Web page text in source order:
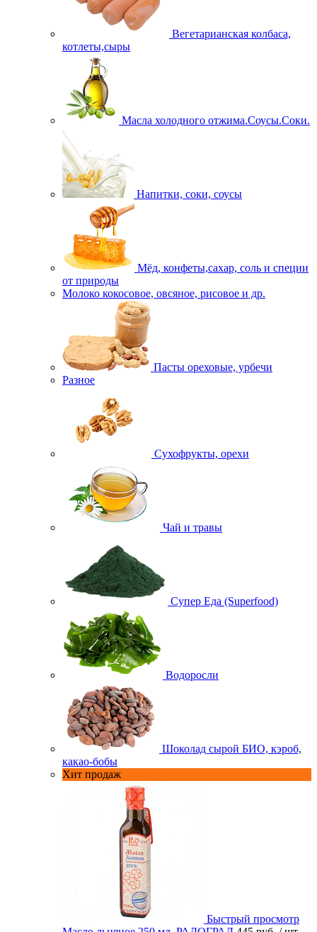
Вегетарианская колбаса,
котлеты,сыры
Масла холодного отжима.Соусы.Соки.
Напитки, соки, соусы
Мёд, конфеты,сахар, соль и специи
от природы
Молоко кокосовое, овсяное, рисовое и др.
Пасты ореховые, урбечи
Разное
Сухофрукты, орехи
Чай и травы
Супер Еда (Superfood)
Водоросли
Шоколад сырой БИО, кэроб,
какао-бобы
Хит продаж
Быстрый просмотр